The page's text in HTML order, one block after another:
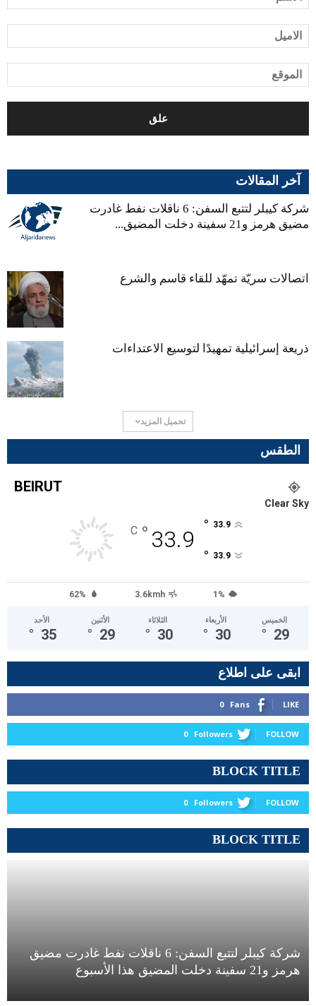
آخر المقالات
شركة كيبلر لتتبع السفن: 6 ناقلات نفط غادرت
مضيق هرمز و21 سفينة دخلت المضيق...
اتصالات سريّة تمهّد للقاء قاسم والشرع
ذريعة إسرائيلية تمهيدًا لتوسيع الاعتداءات
تحميل المزيد
الطقس
BEIRUT
Clear Sky
33.9
°
C 33.9
°
33.9
°
62% 3.6kmh 1%
الأحد
35
°
الأثنين
29
°
الثلاثاء
30
°
الأربعاء
30
°
الخميس
29
°
ابقى على اطلاع
0 Fans LIKE
0 Followers FOLLOW
BLOCK TITLE
0 Followers FOLLOW
BLOCK TITLE
شركة كيبلر لتتبع السفن: 6 ناقلات نفط غادرت مضيق
هرمز و21 سفينة دخلت المضيق هذا الأسبوع